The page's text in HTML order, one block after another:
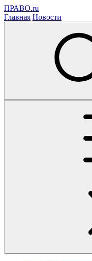
ПРАВО.ru
Главная Новости